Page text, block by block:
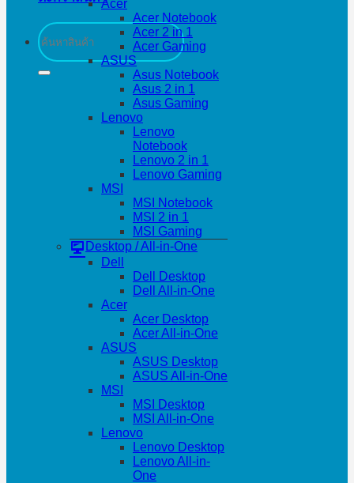
ค้นหา:
Acer
Acer Notebook
Acer 2 in 1
Acer Gaming
ASUS
Asus Notebook
Asus 2 in 1
Asus Gaming
Lenovo
Lenovo
Notebook
Lenovo 2 in 1
Lenovo Gaming
MSI
MSI Notebook
MSI 2 in 1
MSI Gaming
Desktop / All-in-One
Dell
Dell Desktop
Dell All-in-One
Acer
Acer Desktop
Acer All-in-One
ASUS
ASUS Desktop
ASUS All-in-One
MSI
MSI Desktop
MSI All-in-One
Lenovo
Lenovo Desktop
Lenovo All-in-
One